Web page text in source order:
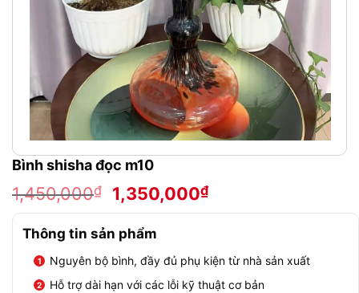
Bình shisha đọc m10
1,450,000₫
Giá
gốc
là:
1,450,000₫.
1,350,000₫Giá
hiện
là:
1,350,000₫.
Thông tin sản phẩm
Nguyên bộ bình, đầy đủ phụ kiện từ nhà sản xuất
Hỗ trợ dài hạn với các lỗi kỹ thuật cơ bản